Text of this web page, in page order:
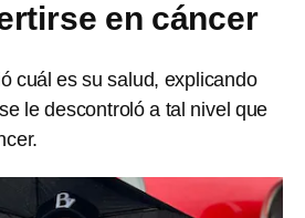
en cáncer
cuál es su salud, explicando
le descontroló a tal nivel que